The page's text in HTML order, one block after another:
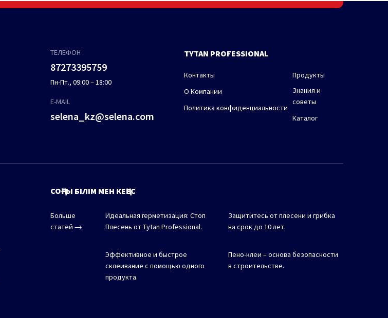
ТЕЛЕФОН
87273395759
Пн-Пт., 09:00 – 18:00
E-MAIL
selena_kz@selena.com
TYTAN PROFESSIONAL
Контакты
О Компании
Политика конфиденциальности
Продукты
Знания и
советы
Каталог
СОҢҒЫ БІЛІМ МЕН КЕҢЕС
Больше
статей
Идеальная герметизация: Стоп
Плесень от Tytan Professional.
Эффективное и быстрое
склеивание с помощью одного
продукта.
Защититесь от плесени и грибка
на срок до 10 лет.
Пено-клеи – основа безопасности
в строительстве.